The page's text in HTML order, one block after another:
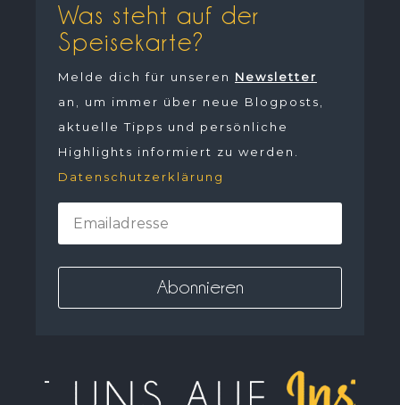
Was steht auf der
Speisekarte?
Melde dich für unseren Newsletter
an, um immer über neue Blogposts,
aktuelle Tipps und persönliche
Highlights informiert zu werden.
Datenschutzerklärung